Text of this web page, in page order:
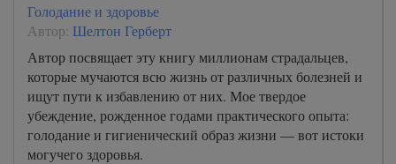
Голодание и здоровье
Автор: Шелтон Герберт
Автор посвящает эту книгу миллионам страдальцев,
которые мучаются всю жизнь от различных болезней и
ищут пути к избавлению от них. Мое твердое
убеждение, рожденное годами практического опыта:
голодание и гигиенический образ жизни — вот истоки
могучего здоровья.